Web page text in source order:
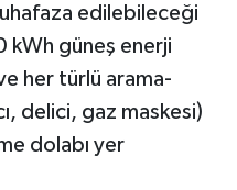
edilebileceği
kWh güneş enerji
her türlü arama-
delici, gaz maskesi)
dolabı yer